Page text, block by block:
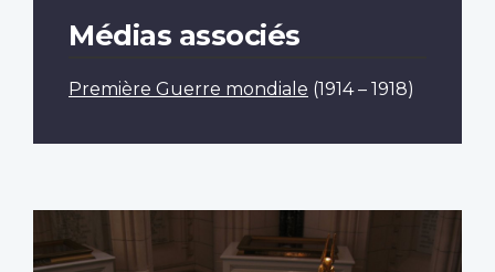
Médias associés
Première Guerre mondiale (1914 – 1918)